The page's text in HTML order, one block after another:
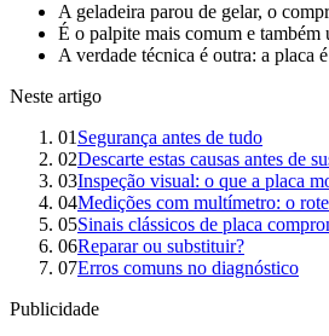
A geladeira parou de gelar, o
É o palpite mais comum e
A verdade técnica é outra: a placa
Neste artigo
01 Segurança antes de tudo
02Descarte estas causas antes de
03Inspeção visual: o que a placa
04Medições com multímetro: o
05Sinais clássicos de placa
06Reparar ou substituir?
07Erros comuns no diagnóstico
Publicidade